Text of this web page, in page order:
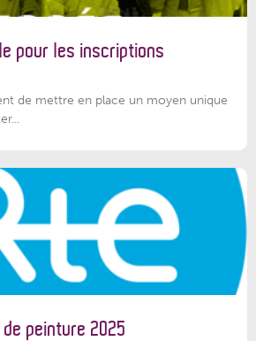
pour les inscriptions
de mettre en place un moyen unique
de peinture 2025